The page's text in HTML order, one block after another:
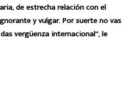
de estrecha relación con el
y vulgar. Por suerte no vas
vergüenza internacional“, le